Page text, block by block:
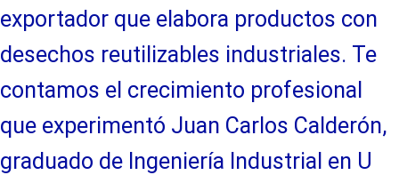
exportador que elabora productos con
desechos reutilizables industriales. Te
contamos el crecimiento profesional
que experimentó Juan Carlos Calderón,
graduado de Ingeniería Industrial en U